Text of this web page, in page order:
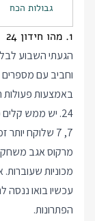
גבולות הכח
1. מהו חידון 24
הגעתי השבוע
באמצעות פעולות
7, 7 שלוקח יותר זמן למצוא את הפיתרון.
מרקוס אגב משחק
מכוניות
הפתרונות.